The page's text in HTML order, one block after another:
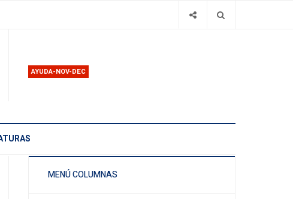
AYUDA-NOV-DEC
MENÚ COLUMNAS